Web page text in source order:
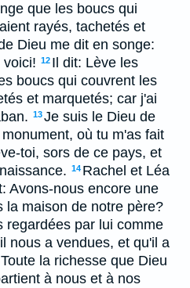
que les boucs qui
rayés, tachetés et
Dieu me dit en songe:
voici! 12 Il dit: Lève les
boucs qui couvrent les
et marquetés; car j'ai
13Je suis le Dieu de
où tu m'as fait
toi, sors de ce pays, et
14 Rachel et Léa
Avons-nous encore une
la maison de notre père?
regardées par lui comme
nous a vendues, et qu'il a
Toute la richesse que Dieu
à nous et à nos